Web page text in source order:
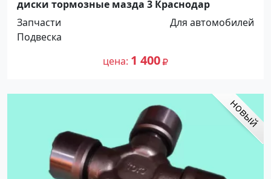
диски тормозные мазда 3 Краснодар
Запчасти
Для автомобилей
Подвеска
цена 1 400